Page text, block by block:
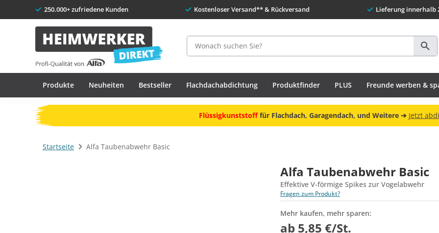
250.000+ zufriedene Kunden Kostenloser Versand** & Rückversand Lieferung innerhalb
Suche
Produkte Neuheiten Bestseller Flachdachabdichtung Produktfinder PLUS Freunde werben &
Flüssigkunststofffür Flachdach, Garagendach, und Weitere ➔ Jetzt
Startseite Alfa Taubenabwehr Basic
Alfa Taubenabwehr Basic
Effektive V-förmige Spikes zur Vogelabwehr
Fragen zum Produkt?
Mehr kaufen, mehr sparen:
ab 5,85 €/St.